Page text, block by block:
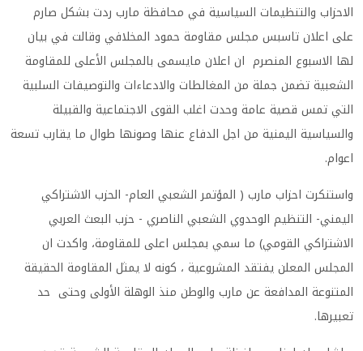
الاحزاب والتنظيمات السياسية في محافظة مارب ردت بشكل صارم
على اعلان تاسبس مجلس مقاومة حمود المخلافي وقالت في بيان
لها الاسبوع المنصرم ان اعلان مايسمى بالمجلس الأعلى للمقاومة
الشعبية تضمن جملة من المغالطات والادعاءات والتوصيفات السلبية
التي تمس قصية عامة وحدت اغلب القوى الاجتماعية والقبيلة
والسياسية اليمنية من اجل الدفاع عنها وصونها طوال ما يقارب تسعة
اعوام.
واستنكرت احزاب مارب ( المؤتمر الشعبي العام- الحزب الاشتراكي
اليمني- التنظيم الوحدوي الشعبي الناصري - حزب البعث العربي
الاشتراكي القومي) ما سمي بمجلس اعلى للمقاومة، واكدت ان
المجلس المعلن يفتقد المشروعية ، كونه لا يمثل المقاومة الحقيقة
المتنوعة المدافعة عن مارب والوطن منذ الوهلة الأولى وحتى حد
تعبيرها.